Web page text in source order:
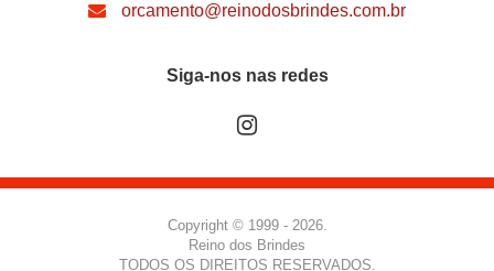
orcamento@reinodosbrindes.com.br
Siga-nos nas redes
Copyright © 1999 - 2026.
Reino dos Brindes
TODOS OS DIREITOS RESERVADOS.